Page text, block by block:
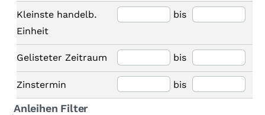
Kleinste handelb.
Einheit
bis
Gelisteter Zeitraum bis
Zinstermin bis
Anleihen Filter